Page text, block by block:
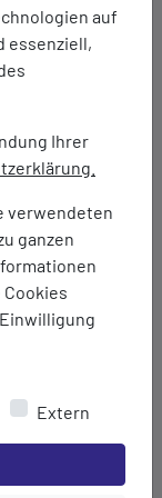
auf
essenziell,
Ihrer
verwendeten
ganzen
Extern
für die Gruppe
geprüftem RFID-
alle Karten